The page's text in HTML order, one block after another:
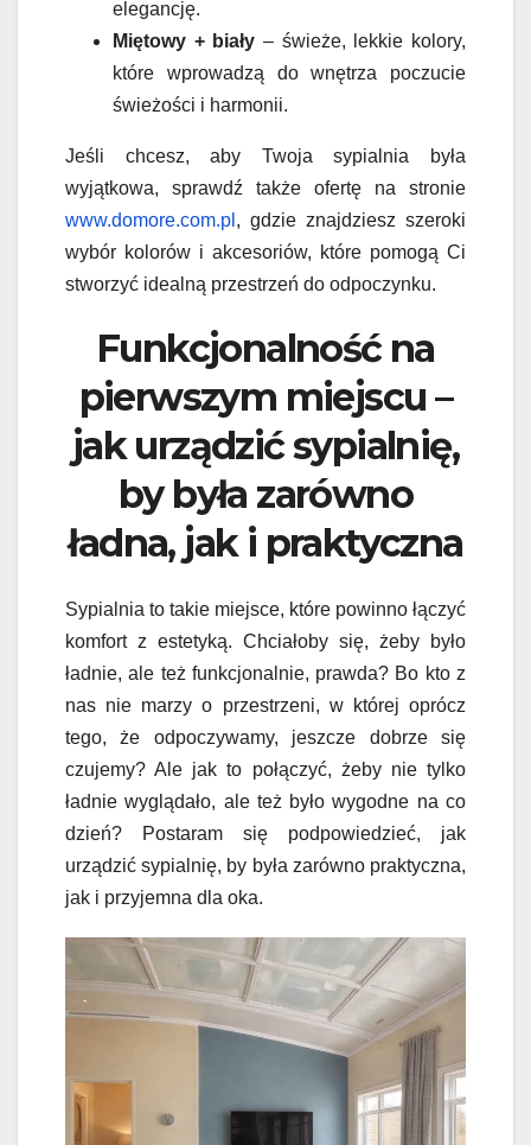
elegancję.
Miętowy + biały – świeże, lekkie kolory,
które wprowadzą do wnętrza poczucie
świeżości i harmonii.
Jeśli chcesz, aby Twoja sypialnia była
wyjątkowa, sprawdź także ofertę na stronie
www.domore.com.pl , gdzie znajdziesz szeroki
wybór kolorów i akcesoriów, które pomogą Ci
stworzyć idealną przestrzeń do odpoczynku.
Funkcjonalność na
pierwszym miejscu –
jak urządzić sypialnię,
by była zarówno
ładna, jak i praktyczna
Sypialnia to takie miejsce, które powinno łączyć
komfort z estetyką. Chciałoby się, żeby było
ładnie, ale też funkcjonalnie, prawda? Bo kto z
nas nie marzy o przestrzeni, w której oprócz
tego, że odpoczywamy, jeszcze dobrze się
czujemy? Ale jak to połączyć, żeby nie tylko
ładnie wyglądało, ale też było wygodne na co
dzień? Postaram się podpowiedzieć, jak
urządzić sypialnię, by była zarówno praktyczna,
jak i przyjemna dla oka.